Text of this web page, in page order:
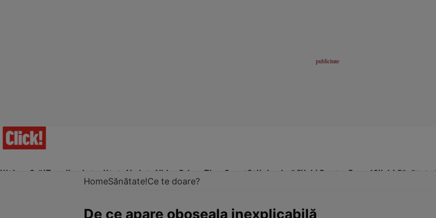
Ultima Oră!Trending Actualitate Vedete Video Prime Time SportStil de viațăClick! Pentru FemeiClick! Sănătate
HomeSănătate!Ce te doare?
De ce apare oboseala inexplicabilă